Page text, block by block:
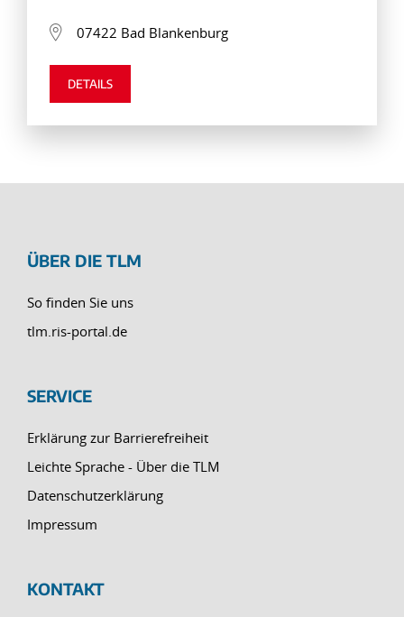
07422 Bad Blankenburg
DETAILS
ÜBER DIE TLM
So finden Sie uns
tlm.ris-portal.de
SERVICE
Erklärung zur Barrierefreiheit
Leichte Sprache - Über die TLM
Datenschutzerklärung
Impressum
KONTAKT